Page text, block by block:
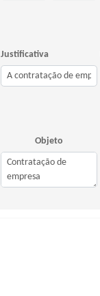
Justificativa
Objeto